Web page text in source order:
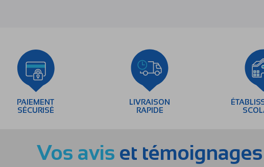
PAIEMENT
SÉCURISÉ
LIVRAISON
RAPIDE
Vos avis et témoignages